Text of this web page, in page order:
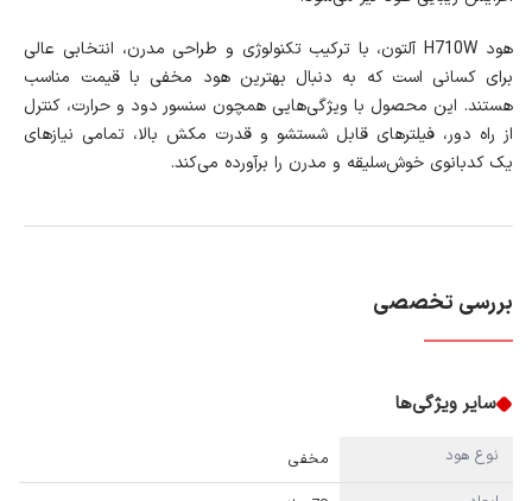
هود H710W آلتون، با ترکیب تکنولوژی و طراحی مدرن، انتخابی عالی
برای کسانی است که به دنبال بهترین هود مخفی با قیمت مناسب
هستند. این محصول با ویژگی‌هایی همچون سنسور دود و حرارت، کنترل
از راه دور، فیلترهای قابل شستشو و قدرت مکش بالا، تمامی نیازهای
یک کدبانوی خوش‌سلیقه و مدرن را برآورده می‌کند.
بررسی تخصصی
سایر ویژگی‌ها
نوع هود
مخفی